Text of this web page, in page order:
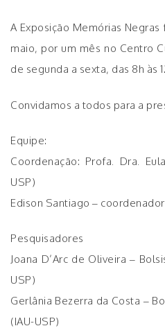
A Exposição Memórias
maio, por um mês no Centro
de segunda a sexta, das 8h às
Convidamos a todos para a
Equipe:
Coordenação: Profa. Dra.
USP)
Edison Santiago –
Pesquisadores
Joana D’Arc de Oliveira –
USP)
Gerlânia Bezerra da Costa –
(IAU-USP)